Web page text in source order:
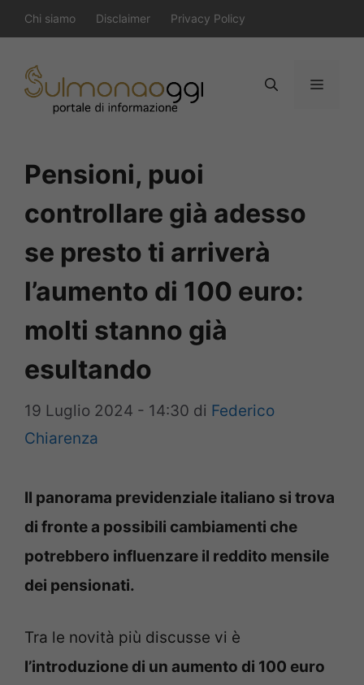
al
contenuto
Chi siamo Disclaimer Privacy Policy
Menu
Pensioni, puoi
controllare già adesso
se presto ti arriverà
l’aumento di 100 euro:
molti stanno già
esultando
19 Luglio 2024 - 14:30 di Federico
Chiarenza
Il panorama previdenziale italiano si trova
di fronte a possibili cambiamenti che
potrebbero influenzare il reddito mensile
dei pensionati.
Tra le novità più discusse vi è
l’introduzione di un aumento di 100 euro